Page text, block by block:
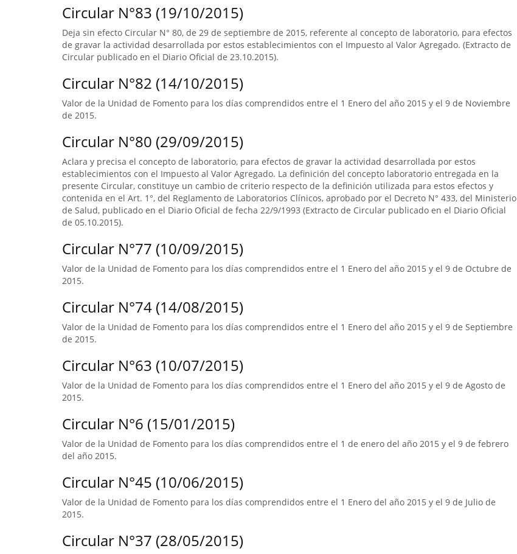
Circular N°83 (19/10/2015)
Deja sin efecto Circular N° 80, de 29 de septiembre de 2015, referente al concepto de laboratorio, para efectos
de gravar la actividad desarrollada por estos establecimientos con el Impuesto al Valor Agregado. (Extracto de
Circular publicado en el Diario Oficial de 23.10.2015).
Circular N°82 (14/10/2015)
Valor de la Unidad de Fomento para los días comprendidos entre el 1 Enero del año 2015 y el 9 de Noviembre
de 2015.
Circular N°80 (29/09/2015)
Aclara y precisa el concepto de laboratorio, para efectos de gravar la actividad desarrollada por estos
establecimientos con el Impuesto al Valor Agregado. La definición del concepto laboratorio entregada en la
presente Circular, constituye un cambio de criterio respecto de la definición utilizada para estos efectos y
contenida en el Art. 1°, del Reglamento de Laboratorios Clínicos, aprobado por el Decreto N° 433, del Ministerio
de Salud, publicado en el Diario Oficial de fecha 22/9/1993 (Extracto de Circular publicado en el Diario Oficial
de 05.10.2015).
Circular N°77 (10/09/2015)
Valor de la Unidad de Fomento para los días comprendidos entre el 1 Enero del año 2015 y el 9 de Octubre de
2015.
Circular N°74 (14/08/2015)
Valor de la Unidad de Fomento para los días comprendidos entre el 1 Enero del año 2015 y el 9 de Septiembre
de 2015.
Circular N°63 (10/07/2015)
Valor de la Unidad de Fomento para los días comprendidos entre el 1 Enero del año 2015 y el 9 de Agosto de
2015.
Circular N°6 (15/01/2015)
Valor de la Unidad de Fomento para los días comprendidos entre el 1 de enero del año 2015 y el 9 de febrero
del año 2015.
Circular N°45 (10/06/2015)
Valor de la Unidad de Fomento para los días comprendidos entre el 1 Enero del año 2015 y el 9 de Julio de
2015.
Circular N°37 (28/05/2015)